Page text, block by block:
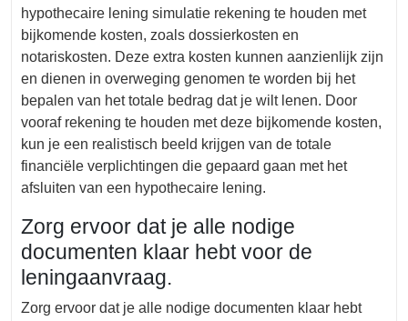
hypothecaire lening simulatie rekening te houden met
bijkomende kosten, zoals dossierkosten en
notariskosten. Deze extra kosten kunnen aanzienlijk zijn
en dienen in overweging genomen te worden bij het
bepalen van het totale bedrag dat je wilt lenen. Door
vooraf rekening te houden met deze bijkomende kosten,
kun je een realistisch beeld krijgen van de totale
financiële verplichtingen die gepaard gaan met het
afsluiten van een hypothecaire lening.
Zorg ervoor dat je alle nodige
documenten klaar hebt voor de
leningaanvraag.
Zorg ervoor dat je alle nodige documenten klaar hebt